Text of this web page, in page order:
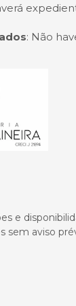
: Não
e
sem aviso